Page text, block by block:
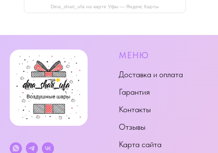
Dina_shari_ufa на карте Уфы — Яндекс Карты
МЕНЮ
Доставка и оплата
Гарантия
Контакты
Отзывы
Карта сайта